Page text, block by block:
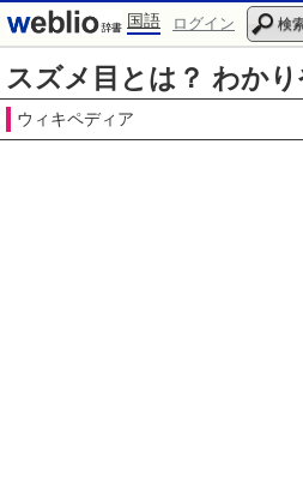
国語 ログイン 検
スズメ目とは？ わか
ウィキペディア